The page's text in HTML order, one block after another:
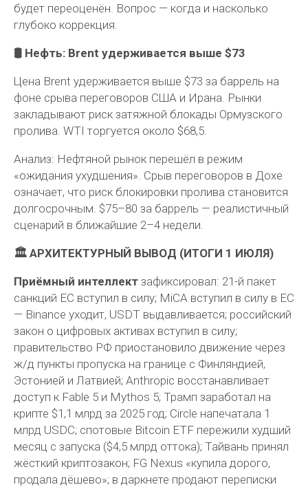
будет переоценён. Вопрос — когда и насколько
глубоко коррекция.
🛢 Нефть: Brent удерживается выше $73
Цена Brent удерживается выше $73 за баррель на
фоне срыва переговоров США и Ирана. Рынки
закладывают риск затяжной блокады Ормузского
пролива. WTI торгуется около $68,5.
Анализ: Нефтяной рынок перешёл в режим
«ожидания ухудшения». Срыв переговоров в Дохе
означает, что риск блокировки пролива становится
долгосрочным. $75–80 за баррель — реалистичный
сценарий в ближайшие 2–4 недели.
🏛 АРХИТЕКТУРНЫЙ ВЫВОД (ИТОГИ 1 ИЮЛЯ)
Приёмный интеллект зафиксировал: 21-й пакет
санкций ЕС вступил в силу; MiCA вступил в силу в ЕС
— Binance уходит, USDT выдавливается; российский
закон о цифровых активах вступил в силу;
правительство РФ приостановило движение через
ж/д пункты пропуска на границе с Финляндией,
Эстонией и Латвией; Anthropic восстанавливает
доступ к Fable 5 и Mythos 5; Трамп заработал на
крипте $1,1 млрд за 2025 год; Circle напечатала 1
млрд USDC; спотовые Bitcoin ETF пережили худший
месяц с запуска ($4,5 млрд оттока); Тайвань принял
жёсткий криптозакон; FG Nexus «купила дорого,
продала дёшево»; в даркнете продают переписки